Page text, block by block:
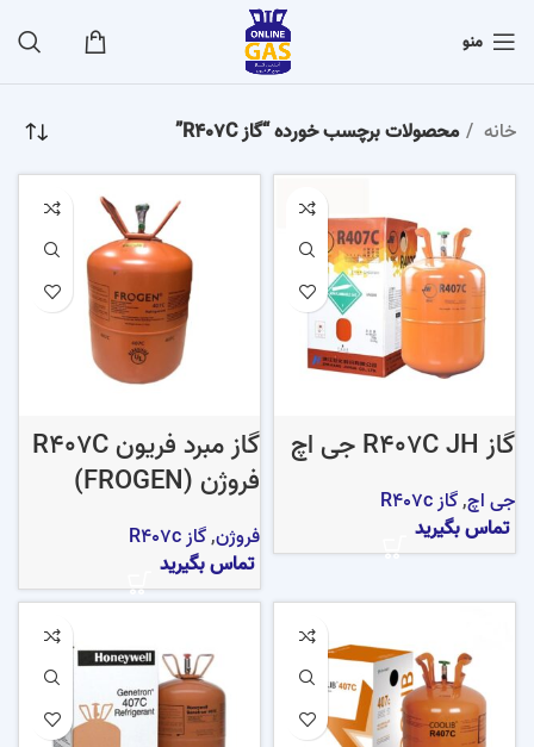
منو
خانه محصولات برچسب خورده “گاز R407C”
گاز R407C JH جی اچ
جی اچ,گاز R407c
تماس بگیرید
گاز مبرد فریون R407C
فروژن (FROGEN)
فروژن,گاز R407c
تماس بگیرید